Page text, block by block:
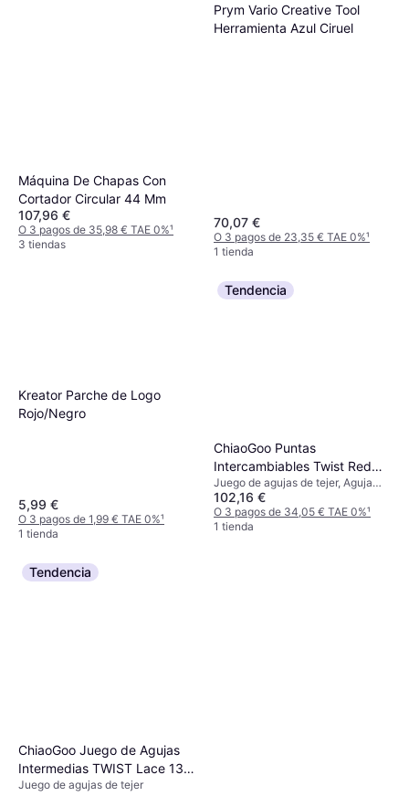
Máquina De Chapas Con
Cortador Circular 44 Mm
107,96 €
O 3 pagos de 35,98 € TAE 0%¹
3 tiendas
Prym Vario Creative Tool
Herramienta Azul Ciruel
70,07 €
O 3 pagos de 23,35 € TAE 0%¹
1 tienda
Kreator Parche de Logo
Rojo/Negro
5,99 €
O 3 pagos de 1,99 € TAE 0%¹
1 tienda
Tendencia
ChiaoGoo Puntas
Intercambiables Twist Red
Lace Mini
Juego de agujas de tejer, Aguja
circular
102,16 €
O 3 pagos de 34,05 € TAE 0%¹
1 tienda
Tendencia
ChiaoGoo Juego de Agujas
Intermedias TWIST Lace 13
cm y 1,50-2,50 mm
Juego de agujas de tejer